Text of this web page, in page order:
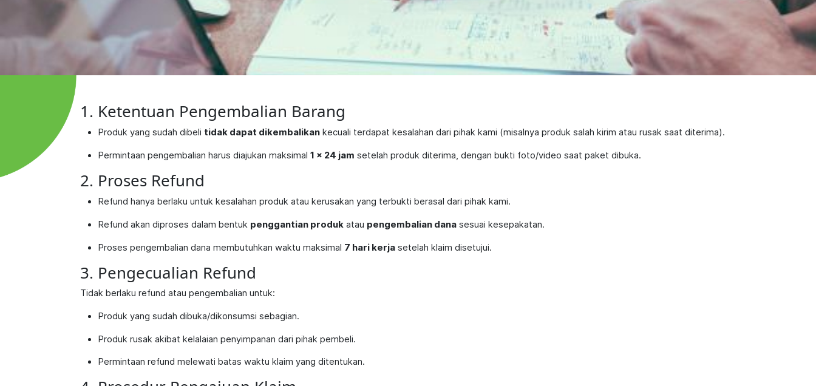
1. Ketentuan Pengembalian Barang
Produk yang sudah dibeli tidak dapat dikembalikankecuali terdapat kesalahan dari pihak kami (misalnya produk salah kirim atau rusak saat diterima).
Permintaan pengembalian harus diajukan maksimal 1 x 24 jam setelah produk diterima, dengan bukti foto/video saat paket dibuka.
2. Proses Refund
Refund hanya berlaku untuk kesalahan produk atau kerusakan yang terbukti berasal dari pihak kami.
Refund akan diproses dalam bentuk penggantian produkatau pengembalian danasesuai kesepakatan.
Proses pengembalian dana membutuhkan waktu maksimal 7 hari kerjasetelah klaim disetujui.
3. Pengecualian Refund
Tidak berlaku refund atau pengembalian untuk:
Produk yang sudah dibuka/dikonsumsi sebagian.
Produk rusak akibat kelalaian penyimpanan dari pihak pembeli.
Permintaan refund melewati batas waktu klaim yang ditentukan.